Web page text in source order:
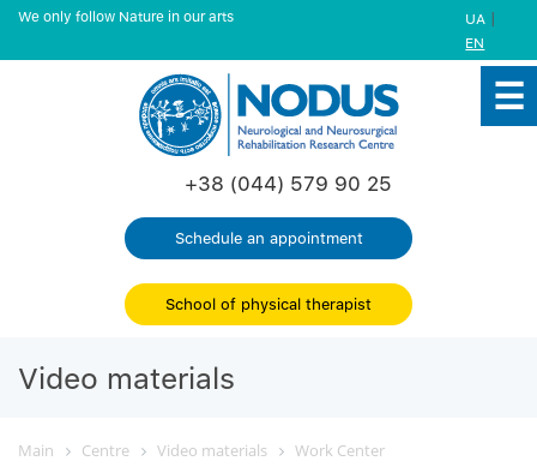
We only follow Nature in our arts UA |
EN
+38 (044) 579 90 25
Schedule an appointment
School of physical therapist
Video materials
Main Centre Video materials
Work Center